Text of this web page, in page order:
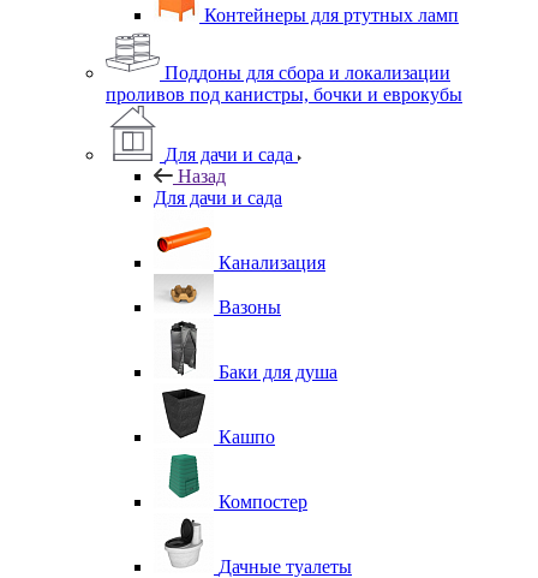
Контейнеры для ртутных ламп
Поддоны для сбора и локализации
проливов под канистры, бочки и еврокубы
Для дачи и сада
Назад
Для дачи и сада
Канализация
Вазоны
Баки для душа
Кашпо
Компостер
Дачные туалеты